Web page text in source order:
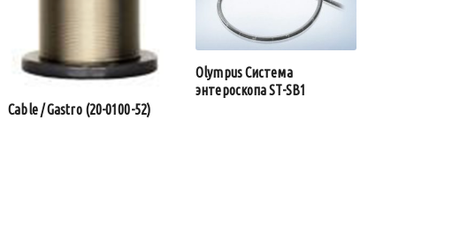
Cable / Gastro (20-0100-52)
Olympus Система
энтероскопа ST-SB1